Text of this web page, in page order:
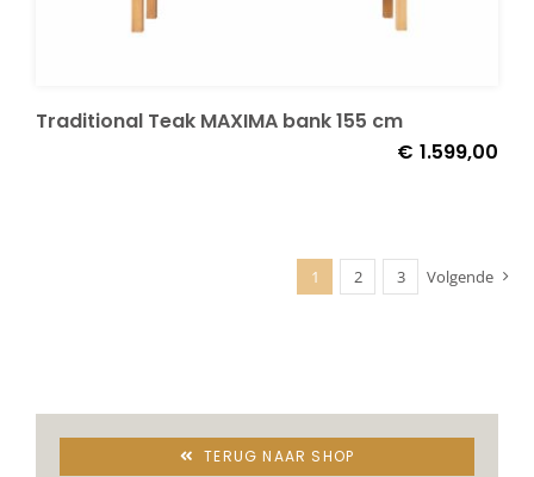
Traditional Teak MAXIMA bank 155 cm
€ 1.599,00
1 2 3 Volgende
TERUG NAAR SHOP